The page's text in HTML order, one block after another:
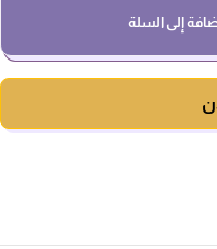
إلى السلة